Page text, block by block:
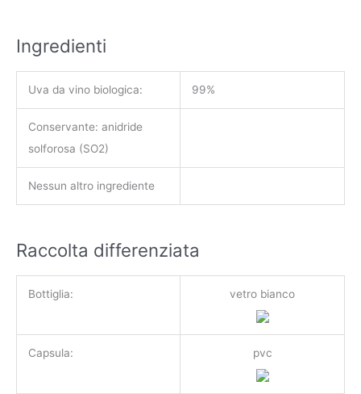
Ingredienti
Uva da vino biologica: 99%
Conservante: anidride
solforosa (SO2)
Nessun altro ingrediente
Raccolta differenziata
Bottiglia: vetro bianco
Capsula: pvc